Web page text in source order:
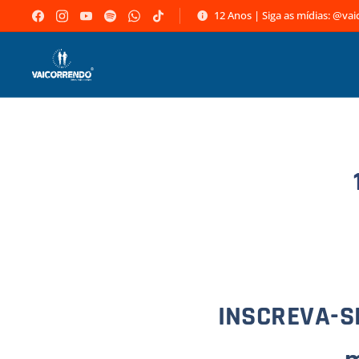
12 Anos | Siga as mídias: